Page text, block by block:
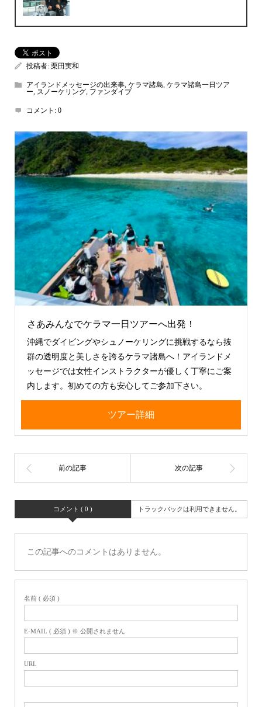
投稿者: 栗田実和
アイランドメッセージの出来事, ケラマ諸島 ケラマ諸島一日ツア
ー
スノーケリング, ファンダイブ
コメント: 0
さあみんなでケラマ一日ツアーへ出発！
沖縄でダイビングやシュノーケリングに挑戦するなら抜
群の透明度と美しさを誇るケラマ諸島へ！アイランドメ
ッセージでは女性インストラクターが優しく丁寧にご案
内します。初めての方も安心してご参加下さい。
ツアー詳細
コメント ( 0 ) トラックバックは利用できません。
この記事へのコメントはありません。
名前 ( 必須 )
E-MAIL ( 必須 ) ※ 公開されません
URL